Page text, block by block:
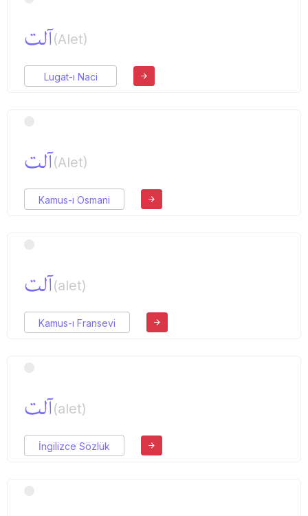
آلت(Alet)
Lugat-ı Naci
آلت(Alet)
Kamus-ı Osmani
آلت(alet)
Kamus-ı Fransevi
آلت(alet)
İngilizce Sözlük